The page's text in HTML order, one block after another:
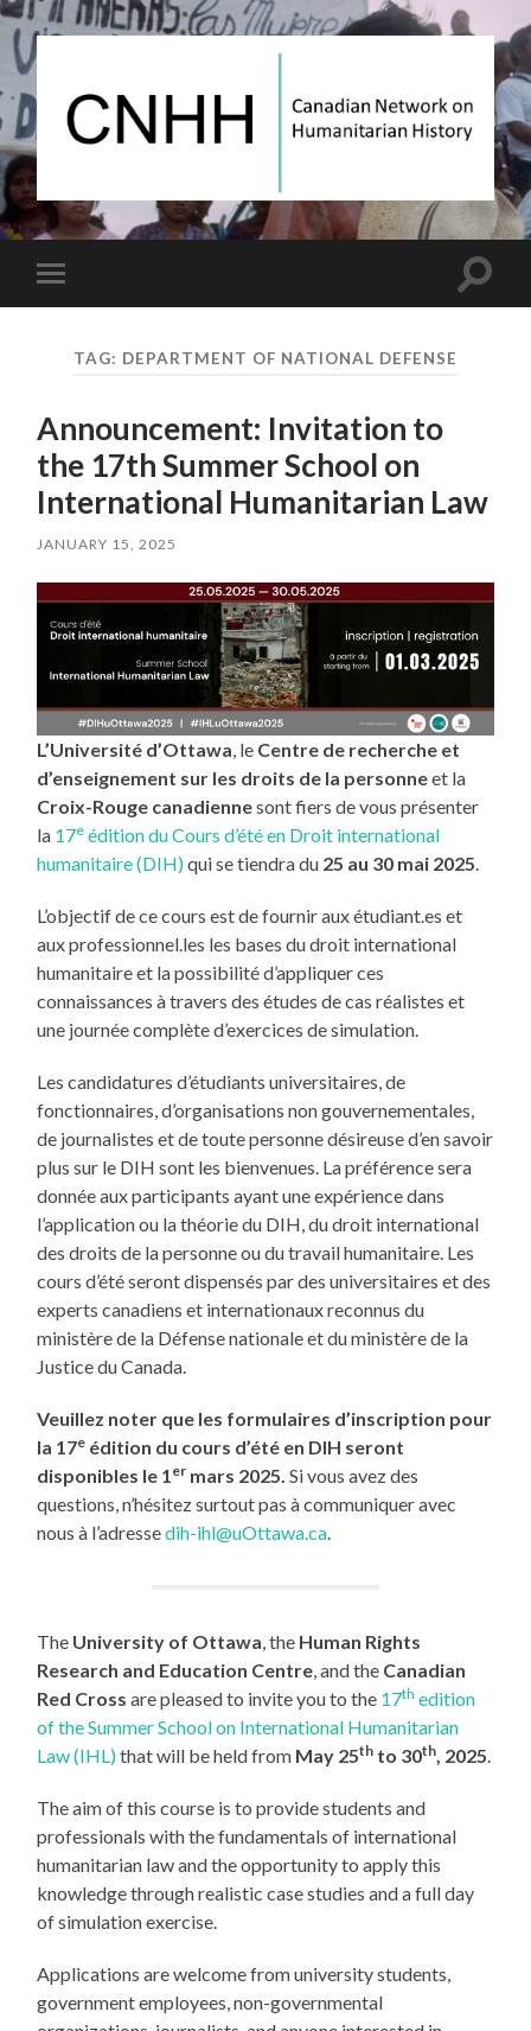
Canadian
Network
on
Toggle
mobile
Toggle
TAG: DEPARTMENT OF NATIONAL DEFENSE
Announcement: Invitation to
the 17th Summer School on
International Humanitarian Law
JANUARY 15, 2025
L’Université d’Ottawa , le Centre de recherche et
d’enseignement sur les droits de la personneet la
Croix-Rouge canadiennesont fiers de vous présenter
la 17e édition du Cours d’été en Droit international
humanitaire (DIH)qui se tiendra du 25 au 30 mai 2025
L’objectif de ce cours est de fournir aux étudiant.es et
aux professionnel.les les bases du droit international
humanitaire et la possibilité d’appliquer ces
connaissances à travers des études de cas réalistes et
une journée complète d’exercices de simulation.
Les candidatures d’étudiants universitaires, de
fonctionnaires, d’organisations non gouvernementales,
de journalistes et de toute personne désireuse d’en savoir
plus sur le DIH sont les bienvenues. La préférence sera
donnée aux participants ayant une expérience dans
l’application ou la théorie du DIH, du droit international
des droits de la personne ou du travail humanitaire. Les
cours d’été seront dispensés par des universitaires et des
experts canadiens et internationaux reconnus du
ministère de la Défense nationale et du ministère de la
Justice du Canada.
Veuillez noter que les formulaires d’inscription pour
la 17e édition du cours d’été en DIH seront
disponibles le 1 er mars 2025.Si vous avez des
questions, n’hésitez surtout pas à communiquer avec
nous à l’adressedih-ihl@uOttawa.ca
The University of Ottawa , the Human Rights
Research and Education Centre , and the Canadian
Red Cross are pleased to invite you to the 17th edition
of the Summer School on International Humanitarian
Law (IHL)that will be held from May 25th to 30th , 2025
The aim of this course is to provide students and
professionals with the fundamentals of international
humanitarian law and the opportunity to apply this
knowledge through realistic case studies and a full day
of simulation exercise.
Applications are welcome from university students,
government employees, non-governmental